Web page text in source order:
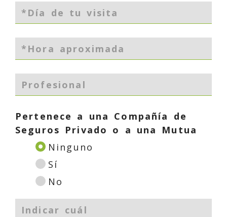
Pertenece a una Compañía de
Seguros Privado o a una Mutua
Ninguno
Sí
No